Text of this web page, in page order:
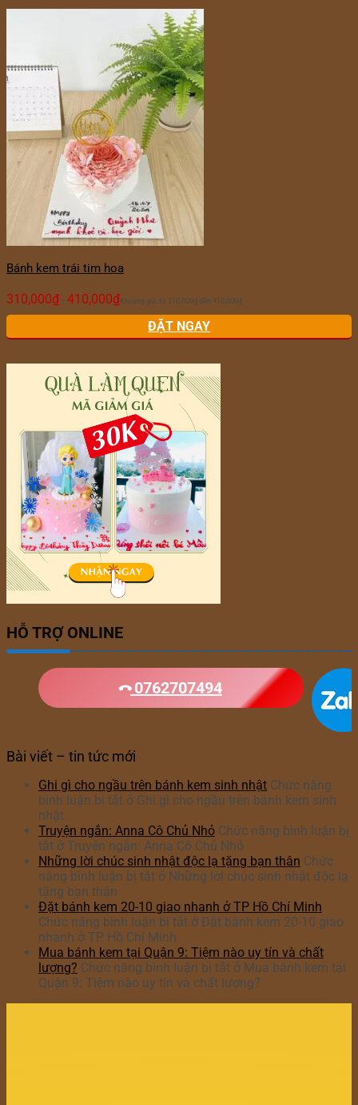
Bánh kem trái tim hoa
310,000₫ – 410,000₫ Khoảng giá: từ 310,000₫ đến 410,000₫
ĐẶT NGAY
HỖ TRỢ ONLINE
0762707494
Bài viết – tin tức mới
Ghi gì cho ngầu trên bánh kem sinh nhật Chức năng
bình luận bị tắt ở Ghi gì cho ngầu trên bánh kem sinh
nhật
Truyện ngắn: Anna Cô Chủ Nhỏ Chức năng bình luận bị
tắt ở Truyện ngắn: Anna Cô Chủ Nhỏ
Những lời chúc sinh nhật độc lạ tặng bạn thân Chức
năng bình luận bị tắt ở Những lời chúc sinh nhật độc lạ
tặng bạn thân
Đặt bánh kem 20-10 giao nhanh ở TP Hồ Chí Minh
Chức năng bình luận bị tắt ở Đặt bánh kem 20-10 giao
nhanh ở TP Hồ Chí Minh
Mua bánh kem tại Quận 9: Tiệm nào uy tín và chất
lượng? Chức năng bình luận bị tắt ở Mua bánh kem tại
Quận 9: Tiệm nào uy tín và chất lượng?